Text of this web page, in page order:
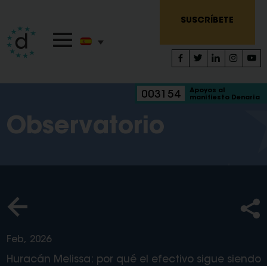
SUSCRÍBETE
003154
Apoyos al
manifiesto Denaria
Observatorio
Feb, 2026
Huracán Melissa: por qué el efectivo sigue siendo